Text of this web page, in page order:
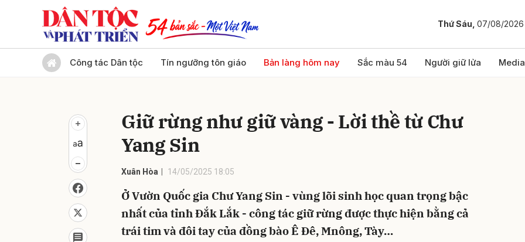
Thứ Sáu, 07/08/2026
Công tác Dân tộc Tín ngưỡng tôn giáo Bản làng hôm nay Sắc màu 54 Người giữ lửa Media
Giữ rừng như giữ vàng - Lời thề từ Chư
Yang Sin
Xuân Hòa 14/05/2025 18:05
Ở Vườn Quốc gia Chư Yang Sin - vùng lõi sinh học quan trọng bậc
nhất của tỉnh Đắk Lắk - công tác giữ rừng được thực hiện bằng cả
trái tim và đôi tay của đồng bào Ê Đê, Mnông, Tày…
Gửi bình luận
Hủy